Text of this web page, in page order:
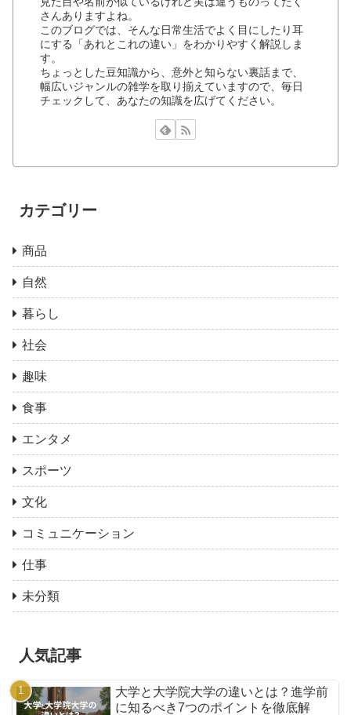
さんありますよね。
このブログでは、そんな日常生活でよく目にしたり耳
にする「あれとこれの違い」をわかりやすく解説しま
す。
ちょっとした豆知識から、意外と知らない裏話まで、
幅広いジャンルの雑学を取り揃えていますので、毎日
チェックして、あなたの知識を広げてください。
カテゴリー
商品
自然
暮らし
社会
趣味
食事
エンタメ
スポーツ
文化
コミュニケーション
仕事
未分類
人気記事
大学と大学院大学の違いとは？進学前
に知るべき7つのポイントを徹底解